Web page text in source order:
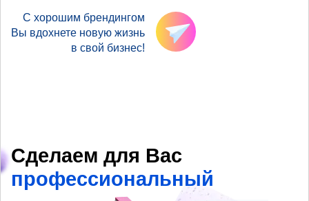
С хорошим брендингом
Вы вдохнете новую жизнь
в свой бизнес!
Сделаем для Вас
профессиональный